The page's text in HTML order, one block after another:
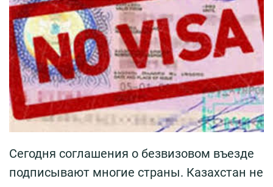
Сегодня соглашения о безвизовом въезде
подписывают многие страны. Казахстан не